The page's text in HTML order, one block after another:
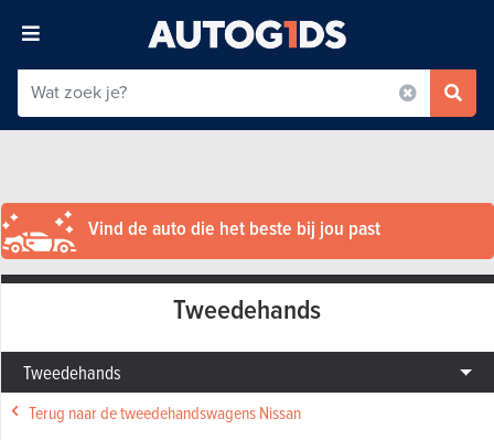
Vind de auto die het beste bij jou past
Tweedehands
Tweedehands
Terug naar de tweedehandswagens Nissan